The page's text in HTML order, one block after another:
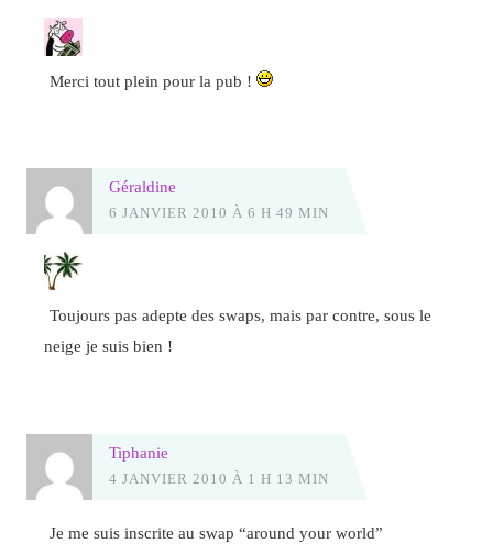
Merci tout plein pour la pub !
Géraldine
6 JANVIER 2010 À 6 H 49 MIN
Toujours pas adepte des swaps, mais par contre, sous le
neige je suis bien !
Tiphanie
4 JANVIER 2010 À 1 H 13 MIN
Je me suis inscrite au swap “around your world”